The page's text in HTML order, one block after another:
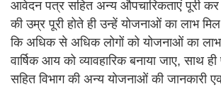
आवेदन पत्र सहित अन्य औपचारिकताएं पूरी
की उम्र पूरी होते ही उन्हें योजनाओं का लाभ
कि अधिक से अधिक लोगों को योजनाओं का
वार्षिक आय को व्यावहारिक बनाया जाए, साथ
सहित विभाग की अन्य योजनाओं की जानकारी